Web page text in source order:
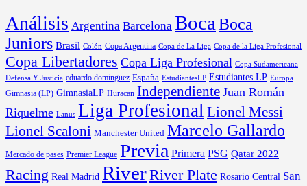
Análisis Argentina Barcelona Boca Boca
Juniors Brasil Colón Copa Argentina Copa de La Liga Copa de la Liga Profesional
Copa Libertadores Copa Liga Profesional Copa Sudamericana
Defensa Y Justicia eduardo dominguez España EstudiantesLP Estudiantes LP Europa
Gimnasia (LP) GimnasiaLP Huracan Independiente Juan Román
Riquelme Lanus Liga Profesional Lionel Messi
Lionel Scaloni Manchester United Marcelo Gallardo
Mercado de pases Premier League Previa Primera PSG Qatar 2022
Racing Real Madrid RiverRiver Plate Rosario Central San